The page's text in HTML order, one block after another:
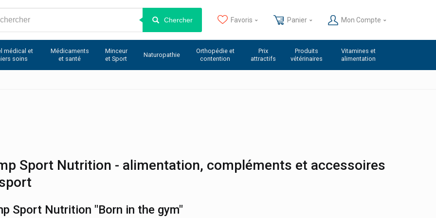
Chercher Favoris Panier Mon Compte
médical et
soins
Médicaments
et santé
Minceur
et Sport
Naturopathie
Orthopédie et
contention
Prix
attractifs
Produits
vétérinaires
Vitamines et
alimentation
Sport Nutrition - alimentation, compléments et accessoires
Sport Nutrition "Born in the gym"